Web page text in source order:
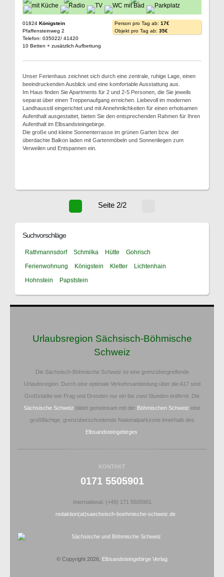
01824 Königstein
Pfaffensteinweg 2
Telefon: 035022/ 41420
10 Betten + zusätzlich Aufbettung
Person pro Tag ab: 17€
Objekt pro Tag ab: 35€
Unser Ferienhaus zeichnet sich durch eine zentrale, ruhige Lage, einen
beeindruckenden Ausblick und eine komfortable Ausstattung aus.
Im Haus finden Sie Apartments für 2 und 2-5 Personen, die Sie jeweils
separat über einen Treppenaufgang erreichen. Liebevoll im modernen
Landhausstil eingerichtet und mit Annehmlichkeiten für einen erholsamen
Aufenthalt ausgestattet, bieten Sie den entsprechenden Rahmen für Ihren
Aufenthalt im Elbsandsteingebirge.
Die große und kleine Sonnenterrasse im grünen Garten bzw. der
überdachte Balkon laden mit Gartenmöbeln und Sonnenliegen zum
Verweilen und Entspannen ein.
Seite 2/2
Suchvorschläge
Rathmannsdorf Schmilka Hütte
Gohrisch
Ferienwohnung
Königstein Kletter
Lichtenhain
Hohnstein
Papststein
Urlaubsregion Sächsisch-Böhmische
Schweiz
Die Sächsisch-Böhmische Schweiz ist eine grenzübergreifende
Urlaubsregion. Durch eine optimale Verkehrsanbindung über die A17 sind
Großstädte wie Prag und Dresden nur ein bis zwei Stunden entfernt. Die
Sächsische Schweiz bildet gemeinsam mit der Böhmischen Schweiz eine
großflächige, grenzüberschreitende Nationalparkzone innerhalb des
Elbsandsteingebirges
KONTAKT
0171 5505901
International: (+49) 171 5505901
redaktion(at)saechsisch-boehmische-schweiz.de
© Copyright 2026, Elbsandsteingebirge Verlag